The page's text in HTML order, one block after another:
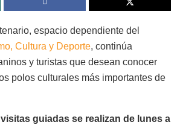
espacio dependiente del
Cultura y Deporte, continúa
y turistas que desean conocer
polos culturales más importantes de
visitas guiadas se realizan de lunes a